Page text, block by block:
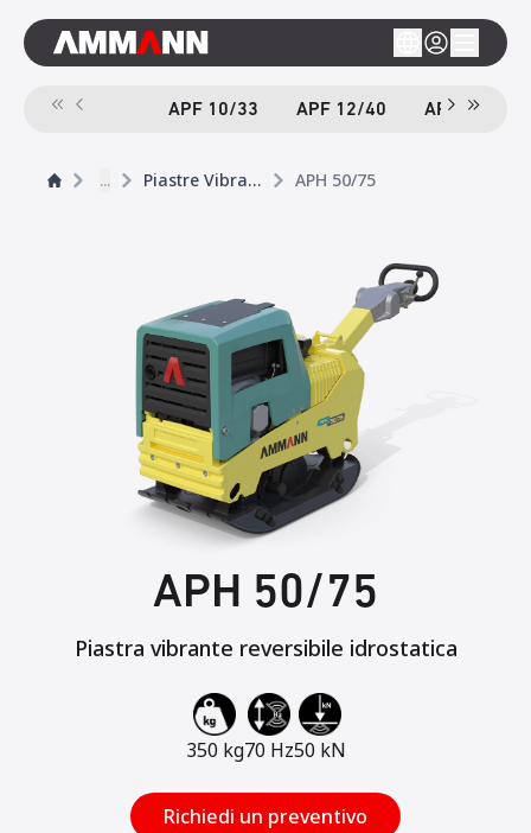
APF 10/33 APF 12/40 APF 12/40-
... Piastre Vibranti APH 50/75
APH 50/75
Piastra vibrante reversibile idrostatica
350 kg70 Hz50 kN
Richiedi un preventivo